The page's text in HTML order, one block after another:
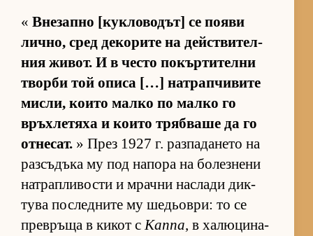
« Вне­запно [кук­ло­во­дът] се по­яви
лич­но, сред де­ко­рите на дейс­т­ви­тел­
ния жи­вот. И в често по­кър­ти­телни
творби той описа […] нат­рап­чи­вите
мис­ли, ко­ито малко по малко го
връх­ле­тяха и ко­ито тряб­ваше да го
от­не­сат. » През 1927 г. раз­па­да­нето на
раз­съ­дъка му под на­пора на бо­лез­нени
нат­рап­ли­вости и мрачни нас­лади дик­
тува пос­лед­ните му ше­дьов­ри: то се
прев­ръща в ки­кот сКаппа, в ха­лю­ци­на­